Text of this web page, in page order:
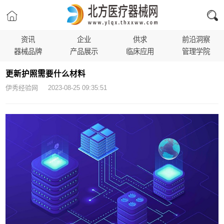
资讯 企业 供求
前沿洞察
器械品牌
产品展示 临床应用 管理学院
更新护照需要什么材料
伊秀经验网 2023-08-25 09:35:51